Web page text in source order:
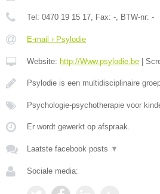
Tel: 0470 19 15 17, Fax: -, BTW-nr: -
E-mail › Psylodie
Website: http://Www.psylodie.be
Psylodie is een multidisciplinaire
Psychologie-psychotherapie voor
Er wordt gewerkt op afspraak.
Laatste facebook posts ▼
Sociale media: